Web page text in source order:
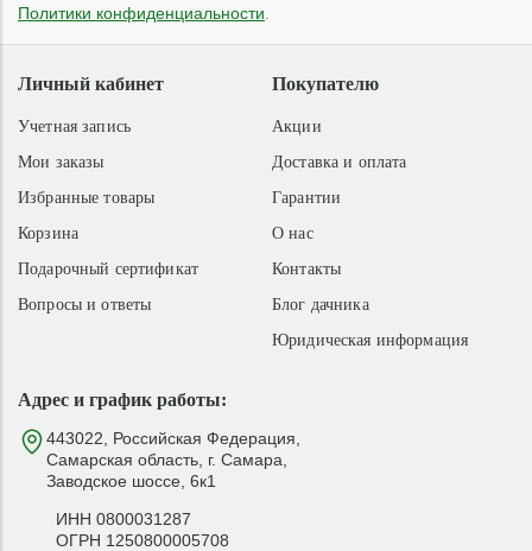
Политики конфиденциальности
Адрес и график работы:
443022, Российская Федерация,
Самарская область, г. Самара,
Заводское шоссе, 6к1
ИНН 0800031287
ОГРН 1250800005708
Покупателю
Акции
Доставка и оплата
Гарантии
О нас
Контакты
Блог дачника
Юридическая информация
Личный кабинет
Учетная запись
Мои заказы
Избранные товары
Корзина
Подарочный сертификат
Вопросы и ответы